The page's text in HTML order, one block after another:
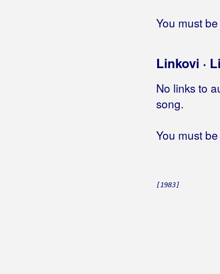
You must
Linkovi ·
No links to
song.
You must
[1983]